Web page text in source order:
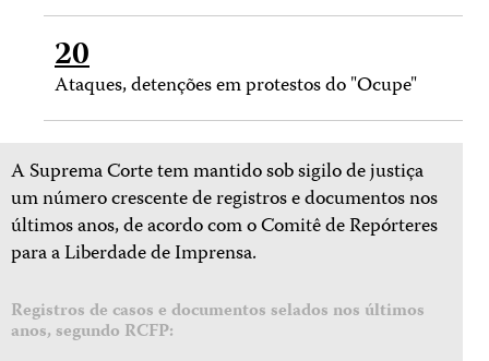
20
Ataques, detenções em protestos do "Ocupe"
A Suprema Corte tem mantido sob sigilo de justiça
um número crescente de registros e documentos nos
últimos anos, de acordo com o Comitê de Repórteres
para a Liberdade de Imprensa.
Registros de casos e documentos selados nos últimos
anos, segundo RCFP: